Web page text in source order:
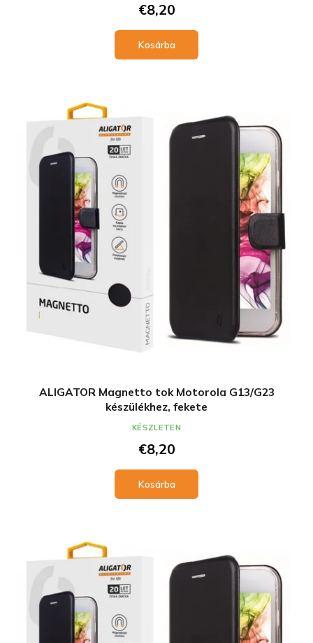
€8,20
Kosárba
ALIGATOR Magnetto tok Motorola G13/G23
készülékhez, fekete
€8,20
Kosárba
KÉSZLETEN